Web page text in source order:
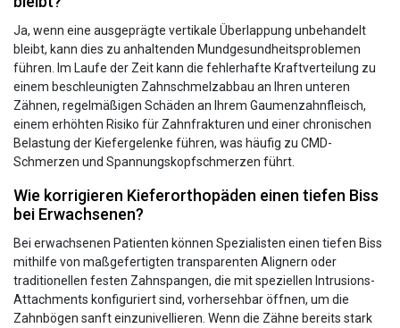
Ja, wenn eine ausgeprägte vertikale Überlappung unbehandelt
bleibt, kann dies zu anhaltenden Mundgesundheitsproblemen
führen. Im Laufe der Zeit kann die fehlerhafte Kraftverteilung zu
einem beschleunigten Zahnschmelzabbau an Ihren unteren
Zähnen, regelmäßigen Schäden an Ihrem Gaumenzahnfleisch,
einem erhöhten Risiko für Zahnfrakturen und einer chronischen
Belastung der Kiefergelenke führen, was häufig zu CMD-
Schmerzen und Spannungskopfschmerzen führt.
Wie korrigieren Kieferorthopäden einen tiefen Biss
bei Erwachsenen?
Bei erwachsenen Patienten können Spezialisten einen tiefen Biss
mithilfe von maßgefertigten transparenten Alignern oder
traditionellen festen Zahnspangen, die mit speziellen Intrusions-
Attachments konfiguriert sind, vorhersehbar öffnen, um die
Zahnbögen sanft einzunivellieren. Wenn die Zähne bereits stark